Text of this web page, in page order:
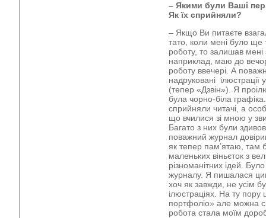
– Якими були Ваші
Як їх сприйняли?
– Якщо Ви питаєте
тато, коли мені було ще
роботу, то залишав
наприклад, маю до
роботу ввечері. А
надруковані
(тепер «Дзвін»). Я
була чорно-біла
сприйняли читачі, а
що вчилися зі мною у
Багато з них були
поважний журнал
як тепер пам’ятаю, там
маленьких віньєток з
різноманітних ідей.
журналу. Я пишалася
хоч як завжди, не усім
ілюстраціях. На ту пору
портфоліо» але можна
робота стала моїм